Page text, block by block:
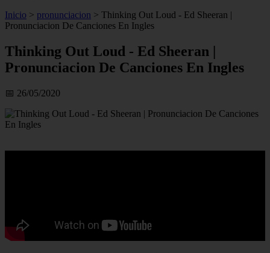
Inicio > pronunciacion > Thinking Out Loud - Ed Sheeran |
Pronunciacion De Canciones En Ingles
Thinking Out Loud - Ed Sheeran |
Pronunciacion De Canciones En Ingles
📅 26/05/2020